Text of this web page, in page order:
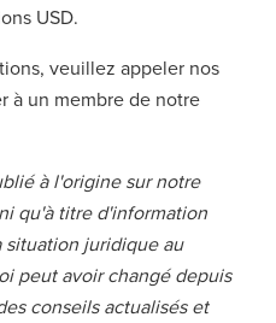
USD.
veuillez appeler nos
à un membre de notre
à l'origine sur notre
qu'à titre d'information
juridique au
peut avoir changé depuis
conseils actualisés et